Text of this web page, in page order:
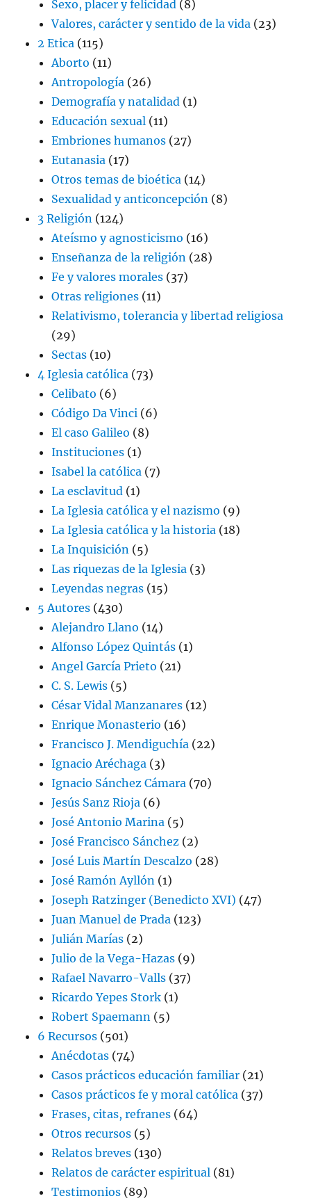
Sexo, placer y felicidad (8)
Valores, carácter y sentido de la vida (23)
2 Etica (115)
Aborto (11)
Antropología (26)
Demografía y natalidad (1)
Educación sexual (11)
Embriones humanos (27)
Eutanasia (17)
Otros temas de bioética (14)
Sexualidad y anticoncepción (8)
3 Religión (124)
Ateísmo y agnosticismo (16)
Enseñanza de la religión (28)
Fe y valores morales (37)
Otras religiones (11)
Relativismo, tolerancia y libertad religiosa
(29)
Sectas (10)
4 Iglesia católica (73)
Celibato (6)
Código Da Vinci (6)
El caso Galileo (8)
Instituciones (1)
Isabel la católica (7)
La esclavitud (1)
La Iglesia católica y el nazismo (9)
La Iglesia católica y la historia (18)
La Inquisición (5)
Las riquezas de la Iglesia (3)
Leyendas negras (15)
5 Autores (430)
Alejandro Llano (14)
Alfonso López Quintás (1)
Angel García Prieto (21)
C. S. Lewis (5)
César Vidal Manzanares (12)
Enrique Monasterio (16)
Francisco J. Mendiguchía (22)
Ignacio Aréchaga (3)
Ignacio Sánchez Cámara (70)
Jesús Sanz Rioja (6)
José Antonio Marina (5)
José Francisco Sánchez (2)
José Luis Martín Descalzo (28)
José Ramón Ayllón (1)
Joseph Ratzinger (Benedicto XVI) (47)
Juan Manuel de Prada (123)
Julián Marías (2)
Julio de la Vega-Hazas (9)
Rafael Navarro-Valls (37)
Ricardo Yepes Stork (1)
Robert Spaemann (5)
6 Recursos (501)
Anécdotas (74)
Casos prácticos educación familiar (21)
Casos prácticos fe y moral católica (37)
Frases, citas, refranes (64)
Otros recursos (5)
Relatos breves (130)
Relatos de carácter espiritual (81)
Testimonios (89)